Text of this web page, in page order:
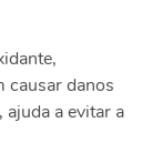
causar danos
a evitar a